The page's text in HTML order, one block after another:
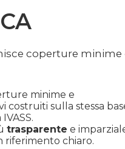
coperture minime
minime e
sulla stessa
trasparente e
riferimento chiaro.